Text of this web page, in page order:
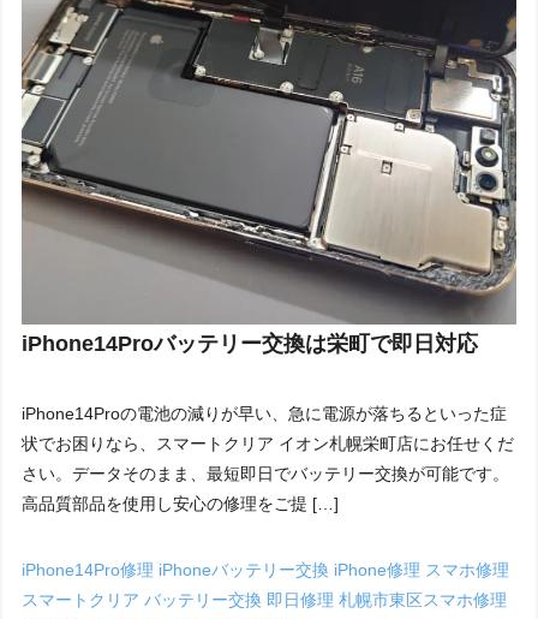
iPhone14Proバッテリー交換は栄町で即日対応
iPhone14Proの電池の減りが早い、急に電源が落ちるといった症
状でお困りなら、スマートクリア イオン札幌栄町店にお任せくだ
さい。データそのまま、最短即日でバッテリー交換が可能です。
高品質部品を使用し安心の修理をご提 […]
iPhone14Pro修理 iPhoneバッテリー交換 iPhone修理 スマホ修理
スマートクリアバッテリー交換 即日修理札幌市東区スマホ修理